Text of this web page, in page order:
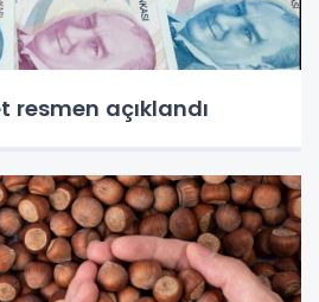
resmen açıklandı